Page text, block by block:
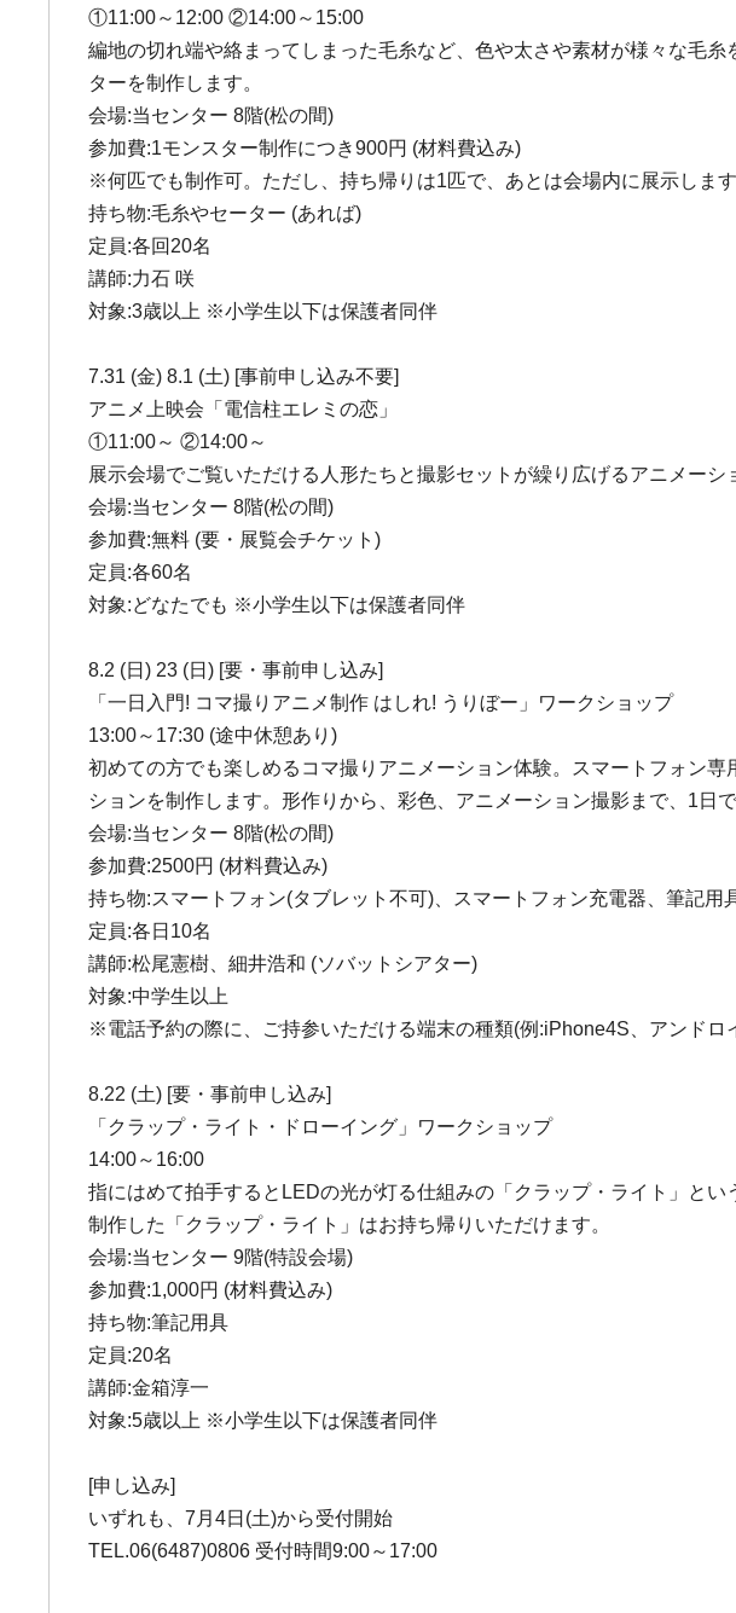
①11:00～12:00 ②14:00～15:00
編地の切れ端や絡まってしまった毛糸など、色や太さや素材が様々な毛
ターを制作します。
会場:当センター 8階(松の間)
参加費:1モンスター制作につき900円 (材料費込み)
※何匹でも制作可。ただし、持ち帰りは1匹で、あとは会場内に展示します
持ち物:毛糸やセーター (あれば)
定員:各回20名
講師:力石 咲
対象:3歳以上 ※小学生以下は保護者同伴
7.31 (金) 8.1 (土) [事前申し込み不要]
アニメ上映会「電信柱エレミの恋」
①11:00～ ②14:00～
展示会場でご覧いただける人形たちと撮影セットが繰り広げるアニメー
会場:当センター 8階(松の間)
参加費:無料 (要・展覧会チケット)
定員:各60名
対象:どなたでも ※小学生以下は保護者同伴
8.2 (日) 23 (日) [要・事前申し込み]
「一日入門! コマ撮りアニメ制作 はしれ! うりぼー」ワークショップ
13:00～17:30 (途中休憩あり)
初めての方でも楽しめるコマ撮りアニメーション体験。スマートフォン
ションを制作します。形作りから、彩色、アニメーション撮影まで、1日で
会場:当センター 8階(松の間)
参加費:2500円 (材料費込み)
持ち物:スマートフォン(タブレット不可)、スマートフォン充電器、筆記用
定員:各日10名
講師:松尾憲樹、細井浩和 (ソバットシアター)
対象:中学生以上
※電話予約の際に、ご持参いただける端末の種類(例:iPhone4S、アンドロ
8.22 (土) [要・事前申し込み]
「クラップ・ライト・ドローイング」ワークショップ
14:00～16:00
指にはめて拍手するとLEDの光が灯る仕組みの「クラップ・ライト」と
制作した「クラップ・ライト」はお持ち帰りいただけます。
会場:当センター 9階(特設会場)
参加費:1,000円 (材料費込み)
持ち物:筆記用具
定員:20名
講師:金箱淳一
対象:5歳以上 ※小学生以下は保護者同伴
[申し込み]
いずれも、7月4日(土)から受付開始
TEL.06(6487)0806 受付時間9:00～17:00